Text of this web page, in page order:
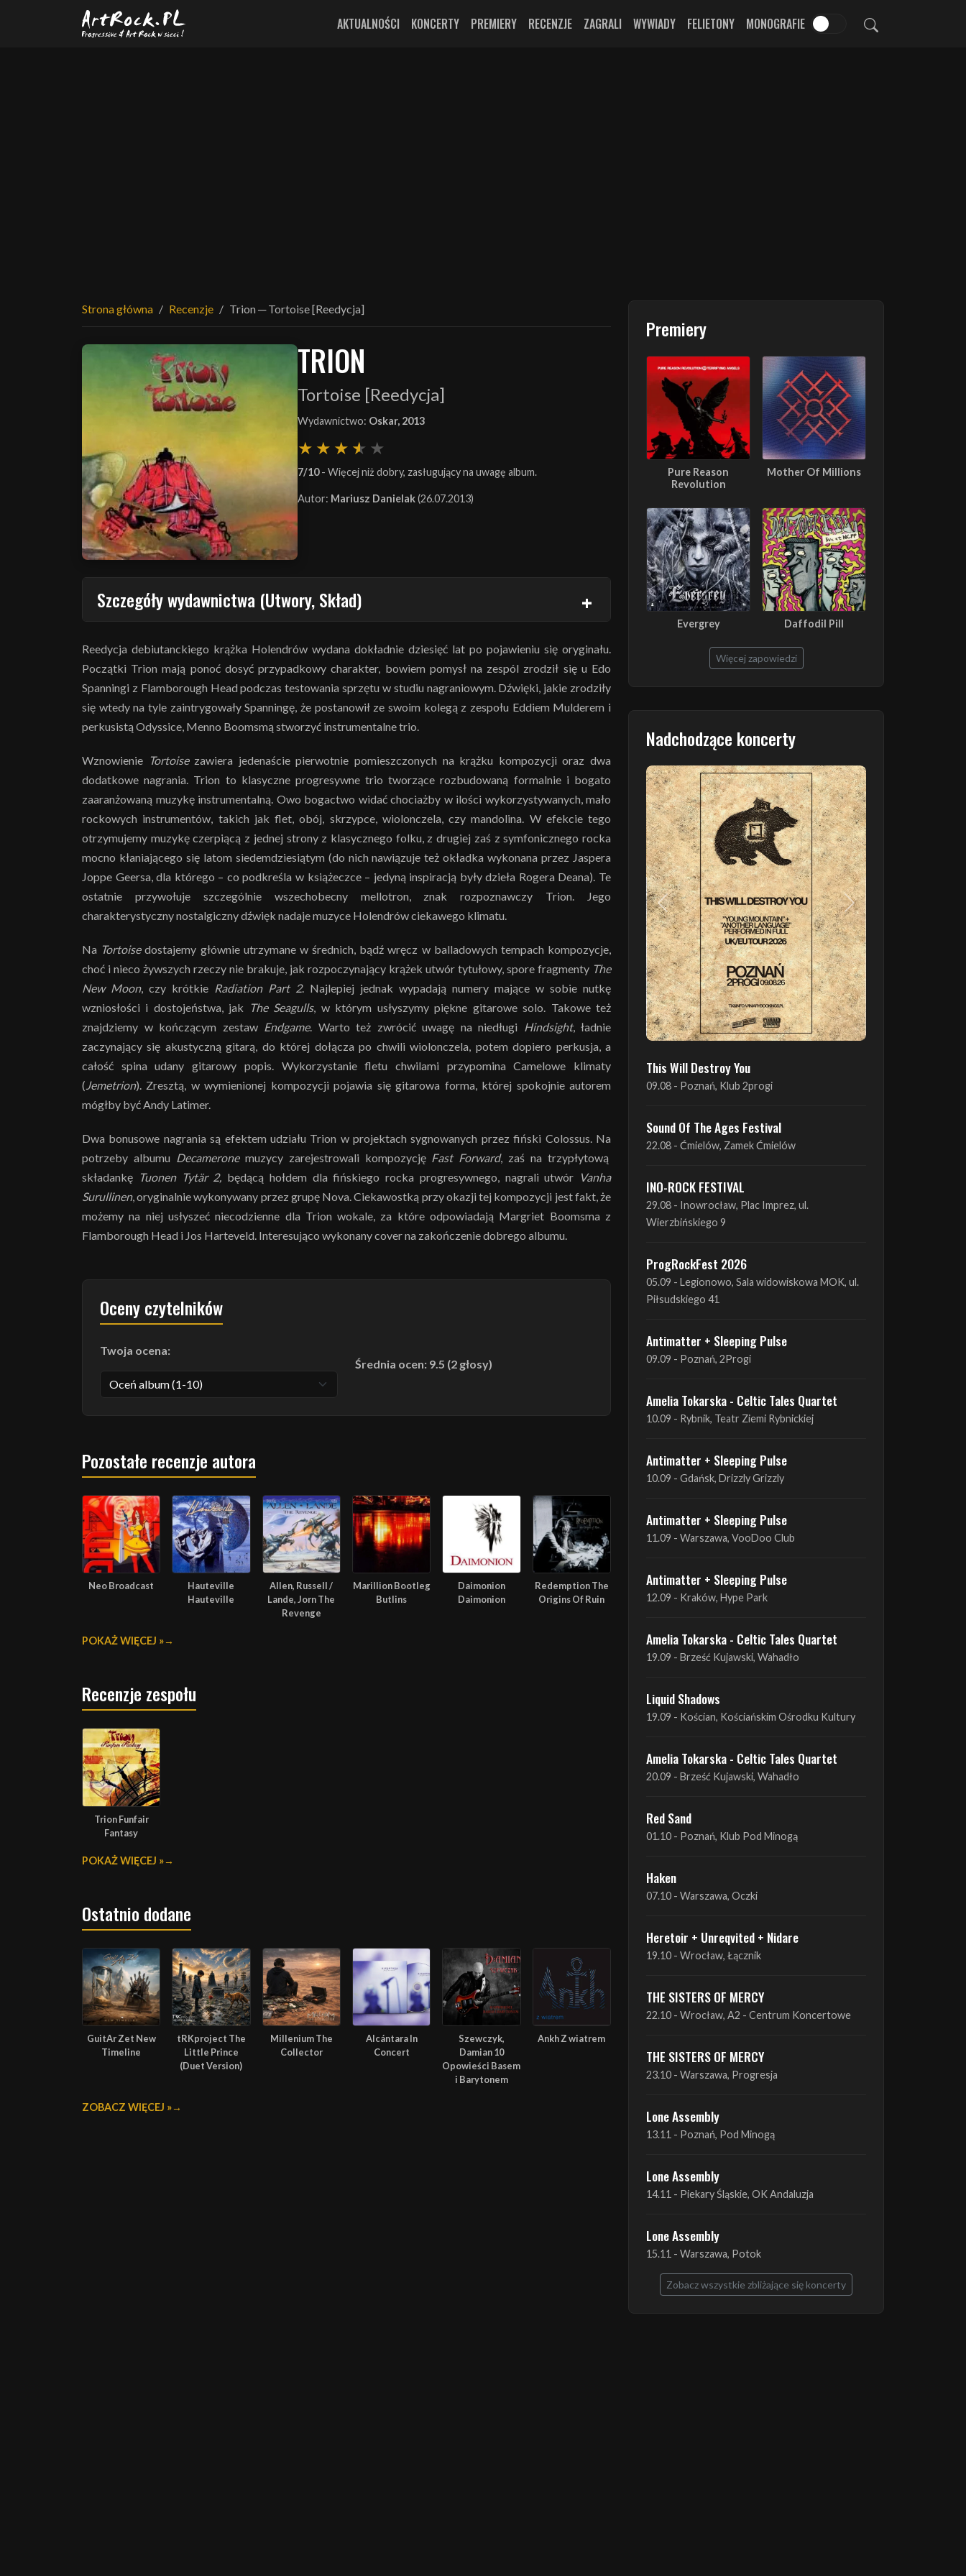
Przejdź do treści głównej
AKTUALNOŚCI KONCERTY PREMIERY RECENZJE ZAGRALI WYWIADY FELIETONY MONOGRAFIE
Strona główna Recenzje Trion ─ Tortoise [Reedycja]
TRION
Tortoise [Reedycja]
Wydawnictwo: Oskar, 2013
7/10- Więcej niż dobry, zasługujący na uwagę album.
Autor: Mariusz Danielak(26.07.2013)
Szczegóły wydawnictwa (Utwory, Skład)
Reedycja debiutanckiego krążka Holendrów wydana dokładnie dziesięć lat po pojawieniu się oryginału.
Początki Trion mają ponoć dosyć przypadkowy charakter, bowiem pomysł na zespól zrodził się u Edo
Spanningi z Flamborough Head podczas testowania sprzętu w studiu nagraniowym. Dźwięki, jakie zrodziły
się wtedy na tyle zaintrygowały Spanningę, że postanowił ze swoim kolegą z zespołu Eddiem Mulderem i
perkusistą Odyssice, Menno Boomsmą stworzyć instrumentalne trio.
Wznowienie Tortoise zawiera jedenaście pierwotnie pomieszczonych na krążku kompozycji oraz dwa
dodatkowe nagrania. Trion to klasyczne progresywne trio tworzące rozbudowaną formalnie i bogato
zaaranżowaną muzykę instrumentalną. Owo bogactwo widać chociażby w ilości wykorzystywanych, mało
rockowych instrumentów, takich jak flet, obój, skrzypce, wiolonczela, czy mandolina. W efekcie tego
otrzymujemy muzykę czerpiącą z jednej strony z klasycznego folku, z drugiej zaś z symfonicznego rocka
mocno kłaniającego się latom siedemdziesiątym (do nich nawiązuje też okładka wykonana przez Jaspera
Joppe Geersa, dla którego – co podkreśla w książeczce – jedyną inspiracją były dzieła Rogera Deana). Te
ostatnie przywołuje szczególnie wszechobecny mellotron, znak rozpoznawczy Trion. Jego
charakterystyczny nostalgiczny dźwięk nadaje muzyce Holendrów ciekawego klimatu.
Na Tortoisedostajemy głównie utrzymane w średnich, bądź wręcz w balladowych tempach kompozycje,
choć i nieco żywszych rzeczy nie brakuje, jak rozpoczynający krążek utwór tytułowy, spore fragmenty The
New Moon, czy krótkie Radiation Part 2. Najlepiej jednak wypadają numery mające w sobie nutkę
wzniosłości i dostojeństwa, jak
The Seagulls, w którym usłyszymy piękne gitarowe solo. Takowe też
znajdziemy w kończącym zestaw Endgame. Warto też zwrócić uwagę na niedługi Hindsight, ładnie
zaczynający się akustyczną gitarą, do której dołącza po chwili wiolonczela, potem dopiero perkusja, a
całość spina udany gitarowy popis. Wykorzystanie fletu chwilami przypomina Camelowe klimaty
(Jemetrion). Zresztą, w wymienionej kompozycji pojawia się gitarowa forma, której spokojnie autorem
mógłby być Andy Latimer.
Dwa bonusowe nagrania są efektem udziału Trion w projektach sygnowanych przez fiński Colossus. Na
potrzeby albumu Decameronemuzycy zarejestrowali kompozycję Fast Forward, zaś na trzypłytową
składankę Tuonen Tytär 2, będącą hołdem dla fińskiego rocka progresywnego, nagrali utwór Vanha
Surullinen, oryginalnie wykonywany przez grupę Nova. Ciekawostką przy okazji tej kompozycji jest fakt, że
możemy na niej usłyszeć niecodzienne dla Trion wokale, za które odpowiadają Margriet Boomsma z
Flamborough Head i Jos Harteveld. Interesująco wykonany cover na zakończenie dobrego albumu.
Oceny czytelników
Twoja ocena:
Średnia ocen: 9.5 (2 głosy)
Pozostałe recenzje autora
Neo Broadcast
Hauteville
Hauteville
Allen, Russell /
Lande, Jorn The
Revenge
Marillion Bootleg
Butlins
Daimonion
Daimonion
Redemption The
Origins Of Ruin
POKAŻ WIĘCEJ »
Recenzje zespołu
Trion Funfair
Fantasy
POKAŻ WIĘCEJ »
Ostatnio dodane
GuitAr Zet New
Timeline
tRKproject The
Little Prince
(Duet Version)
Millenium The
Collector
Alcántara In
Concert
Szewczyk,
Damian 10
Opowieści Basem
i Barytonem
Ankh Z wiatrem
ZOBACZ WIĘCEJ »
Premiery
Pure Reason
Revolution
Mother Of Millions
Evergrey Daffodil Pill
Więcej zapowiedzi
Nadchodzące koncerty
Poprzedni Następny
This Will Destroy You
09.08 - Poznań, Klub 2progi
Sound Of The Ages Festival
22.08 - Ćmielów, Zamek Ćmielów
INO-ROCK FESTIVAL
29.08 - Inowrocław, Plac Imprez, ul.
ProgRockFest 2026
05.09 - Legionowo, Sala widowiskowa MOK, ul.
Antimatter + Sleeping Pulse
09.09 - Poznań, 2Progi
Amelia Tokarska - Celtic Tales Quartet
10.09 - Rybnik, Teatr Ziemi Rybnickiej
Antimatter + Sleeping Pulse
10.09 - Gdańsk, Drizzly Grizzly
Antimatter + Sleeping Pulse
11.09 - Warszawa, VooDoo Club
Antimatter + Sleeping Pulse
12.09 - Kraków, Hype Park
Amelia Tokarska - Celtic Tales Quartet
19.09 - Brześć Kujawski, Wahadło
Liquid Shadows
19.09 - Kościan, Kościańskim Ośrodku Kultury
Amelia Tokarska - Celtic Tales Quartet
20.09 - Brześć Kujawski, Wahadło
Red Sand
01.10 - Poznań, Klub Pod Minogą
Haken
07.10 - Warszawa, Oczki
Heretoir + Unreqvited + Nidare
19.10 - Wrocław, Łącznik
THE SISTERS OF MERCY
22.10 - Wrocław, A2 - Centrum Koncertowe
THE SISTERS OF MERCY
23.10 - Warszawa, Progresja
Lone Assembly
13.11 - Poznań, Pod Minogą
Lone Assembly
14.11 - Piekary Śląskie, OK Andaluzja
Lone Assembly
15.11 - Warszawa, Potok
Zobacz wszystkie zbliżające się koncerty